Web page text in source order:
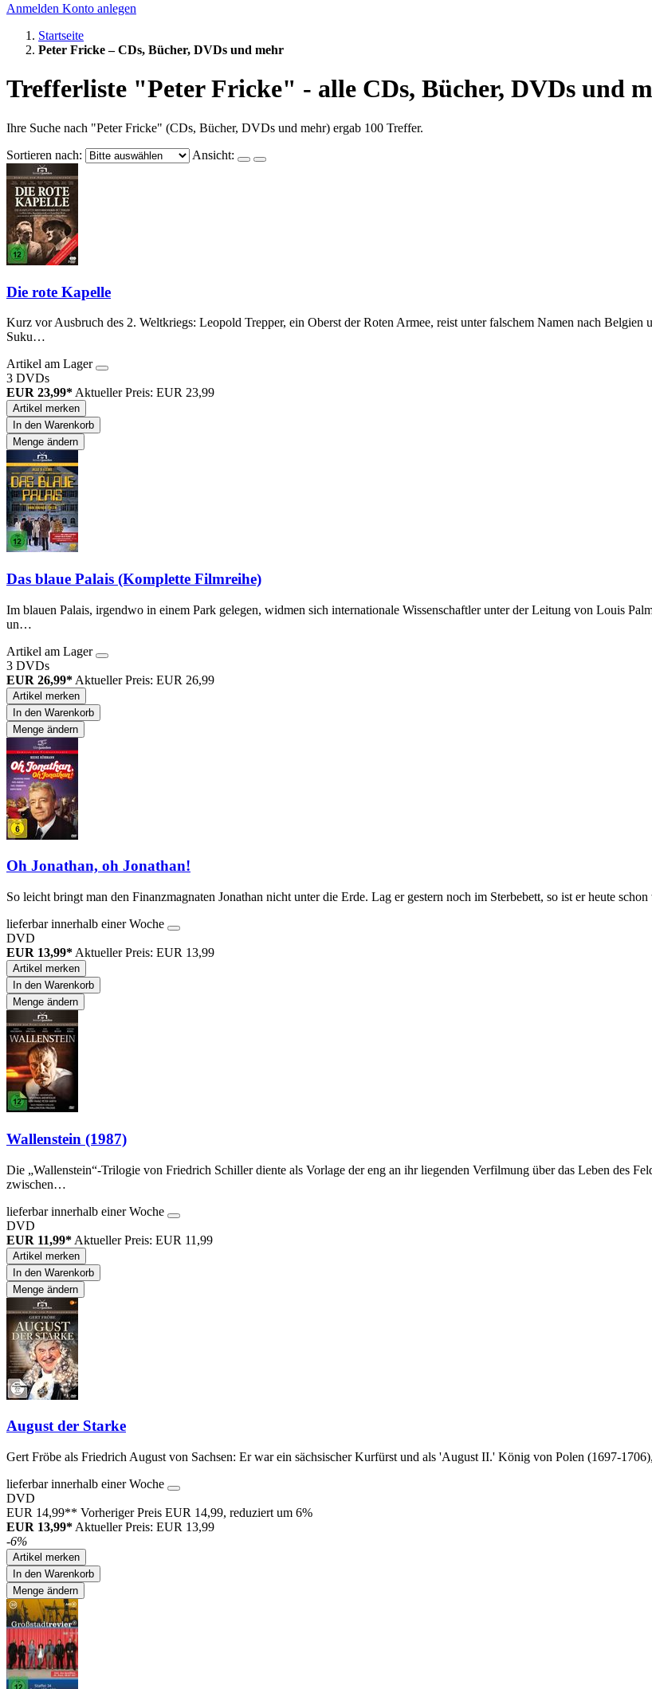
Anmelden Konto anlegen
Startseite
Peter Fricke – CDs, Bücher, DVDs und mehr
Trefferliste "Peter Fricke" - alle CDs, Bücher, DVDs und
Ihre Suche nach "Peter Fricke" (CDs, Bücher, DVDs und mehr) ergab 100 Treffer.
Sortieren nach:
Ansicht:
Die rote Kapelle
Kurz vor Ausbruch des 2. Weltkriegs: Leopold Trepper, ein Oberst der Roten Armee, reist unter falschem Namen nach
Suku…
Artikel am Lager
3 DVDs
EUR 23,99* Aktueller Preis: EUR 23,99
Artikel merken
In den Warenkorb
Menge ändern
Das blaue Palais (Komplette Filmreihe)
Im blauen Palais, irgendwo in einem Park gelegen, widmen sich internationale Wissenschaftler unter der Leitung von Louis
un…
Artikel am Lager
3 DVDs
EUR 26,99* Aktueller Preis: EUR 26,99
Artikel merken
In den Warenkorb
Menge ändern
Oh Jonathan, oh Jonathan!
So leicht bringt man den Finanzmagnaten Jonathan nicht unter die Erde. Lag er gestern noch im Sterbebett, so ist er heute
lieferbar innerhalb einer Woche
DVD
EUR 13,99* Aktueller Preis: EUR 13,99
Artikel merken
In den Warenkorb
Menge ändern
Wallenstein (1987)
Die „Wallenstein“-Trilogie von Friedrich Schiller diente als Vorlage der eng an ihr liegenden Verfilmung über das Leben des
zwischen…
lieferbar innerhalb einer Woche
DVD
EUR 11,99* Aktueller Preis: EUR 11,99
Artikel merken
In den Warenkorb
Menge ändern
August der Starke
Gert Fröbe als Friedrich August von Sachsen: Er war ein sächsischer Kurfürst und als 'August II.' König von Polen (1697-
lieferbar innerhalb einer Woche
DVD
EUR 14,99** Vorheriger Preis EUR 14,99, reduziert um 6%
EUR 13,99* Aktueller Preis: EUR 13,99
-6%
Artikel merken
In den Warenkorb
Menge ändern